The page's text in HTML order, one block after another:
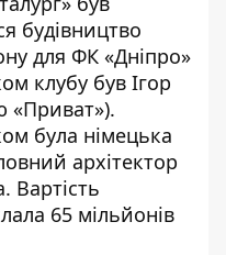
будівництво
для ФК «Дніпро»
клубу був Ігор
«Приват»).
була німецька
архітектор
Вартість
65 мільйонів